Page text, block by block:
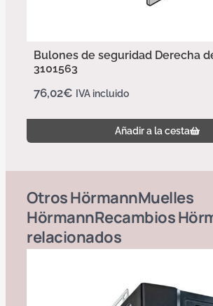
Bulones de seguridad Derecha
3101563
76,02€ IVA incluido
Añadir a la cesta
OtrosHörmannMuelles
HörmannRecambios
relacionados